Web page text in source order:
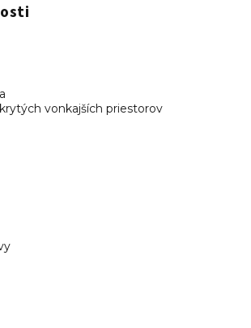
vonkajších priestorov